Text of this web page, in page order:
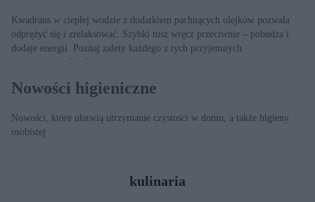
Kwadrans w ciepłej wodzie z dodatkiem pachnących olejków pozwala
odprężyć się i zrelaksować. Szybki tusz wręcz przeciwnie – pobudza i
dodaje energii. Poznaj zalety każdego z tych przyjemnych
pielęgnacyjnych zabiegów.
Nowości higieniczne
Nowości, które ułatwią utrzymanie czystości w domu, a także higieny
osobistej
kulinaria